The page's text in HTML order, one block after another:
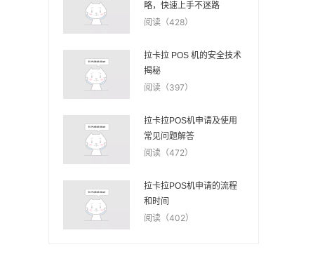
略，快速上手不迷路
阅读（428）
拉卡拉 POS 机的安全技术
揭秘
阅读（397）
拉卡拉POS机申请及使用
常见问题解答
阅读（472）
拉卡拉POS机申请的流程
和时间
阅读（402）